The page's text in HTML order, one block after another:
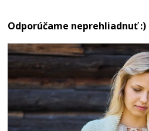
Odporúčame neprehliadnuť :)